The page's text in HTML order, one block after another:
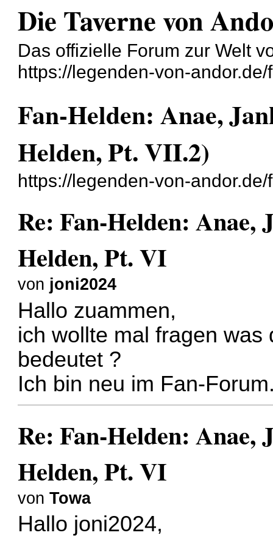
Die Taverne von
Das offizielle Forum zur Welt
https://legenden-von-andor.de/
Fan-Helden: Anae,
Helden, Pt. VII.2)
https://legenden-von-
Re: Fan-Helden:
Helden, Pt. VI
von joni2024
Hallo zuammen,
ich wollte mal fragen
bedeutet ?
Ich bin neu im Fan-
Re: Fan-Helden:
Helden, Pt. VI
vonTowa
Hallo joni2024,